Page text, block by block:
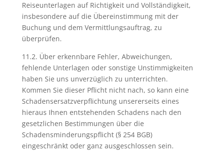
Reiseunterlagen auf Richtigkeit und Vollständigkeit,
insbesondere auf die Übereinstimmung mit der
Buchung und dem Vermittlungsauftrag, zu
überprüfen.
11.2. Über erkennbare Fehler, Abweichungen,
fehlende Unterlagen oder sonstige Unstimmigkeiten
haben Sie uns unverzüglich zu unterrichten.
Kommen Sie dieser Pflicht nicht nach, so kann eine
Schadensersatzverpflichtung unsererseits eines
hieraus Ihnen entstehenden Schadens nach den
gesetzlichen Bestimmungen über die
Schadensminderungspflicht (§ 254 BGB)
eingeschränkt oder ganz ausgeschlossen sein.